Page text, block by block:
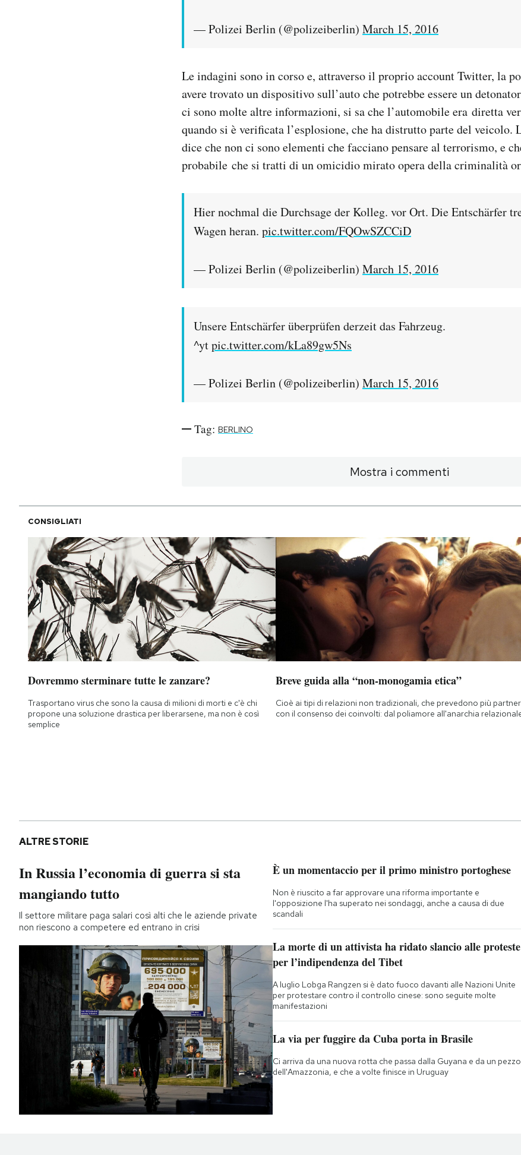
— Polizei Berlin (@polizeiberlin) March 15, 2016
Le indagini sono in corso e, attraverso il proprio account Twitter, la
avere trovato un dispositivo sull’auto che potrebbe essere un
ci sono molte altre informazioni, si sa che l’automobile era diretta
quando si è verificata l’esplosione, che ha distrutto parte del veicolo.
dice che non ci sono elementi che facciano pensare al terrorismo, e
probabile che si tratti di un omicidio mirato opera della criminalità
Hier nochmal die Durchsage der Kolleg. vor Ort. Die Entschärfer
Wagen heran. pic.twitter.com/FQOwSZCCiD
— Polizei Berlin (@polizeiberlin) March 15, 2016
Unsere Entschärfer überprüfen derzeit das Fahrzeug.
^ytpic.twitter.com/kLa89gw5Ns
— Polizei Berlin (@polizeiberlin) March 15, 2016
Tag: BERLINO
Mostra i commenti
CONSIGLIATI
Dovremmo sterminare tutte le zanzare?
Trasportano virus che sono la causa di milioni di morti e c'è chi
propone una soluzione drastica per liberarsene, ma non è così
semplice
Breve guida alla “non-monogamia etica”
Cioè ai tipi di relazioni non tradizionali, che prevedono più partner
con il consenso dei coinvolti: dal poliamore all'anarchia
ALTRE STORIE
In Russia l’economia di guerra si sta
mangiando tutto
Il settore militare paga salari così alti che le aziende private
non riescono a competere ed entrano in crisi
È un momentaccio per il primo ministro portoghese
Non è riuscito a far approvare una riforma importante e
l'opposizione l'ha superato nei sondaggi, anche a causa di due
scandali
La morte di un attivista ha ridato slancio alle proteste
per l’indipendenza del Tibet
A luglio Lobga Rangzen si è dato fuoco davanti alle Nazioni Unite
per protestare contro il controllo cinese: sono seguite molte
manifestazioni
La via per fuggire da Cuba porta in Brasile
Ci arriva da una nuova rotta che passa dalla Guyana e da un pezzo
dell'Amazzonia, e che a volte finisce in Uruguay